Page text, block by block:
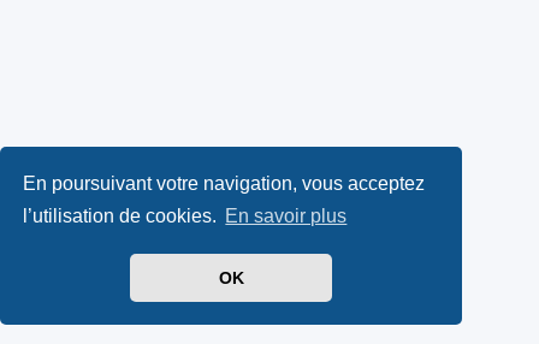
En poursuivant votre navigation, vous acceptez
l’utilisation de cookies. En savoir plus
OK